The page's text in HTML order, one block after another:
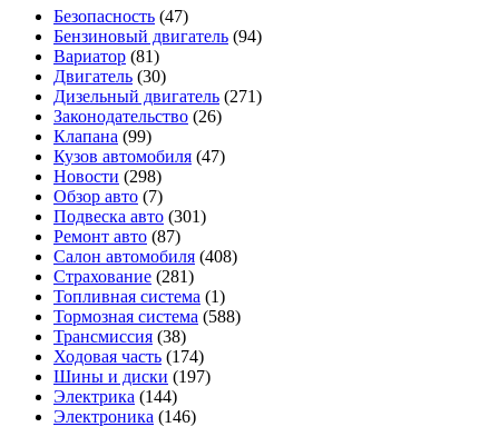
Безопасность (47)
Бензиновый двигатель (94)
Вариатор (81)
Двигатель (30)
Дизельный двигатель (271)
Законодательство (26)
Клапана (99)
Кузов автомобиля (47)
Новости (298)
Обзор авто (7)
Подвеска авто (301)
Ремонт авто (87)
Салон автомобиля (408)
Страхование (281)
Топливная система (1)
Тормозная система (588)
Трансмиссия (38)
Ходовая часть (174)
Шины и диски (197)
Электрика (144)
Электроника (146)